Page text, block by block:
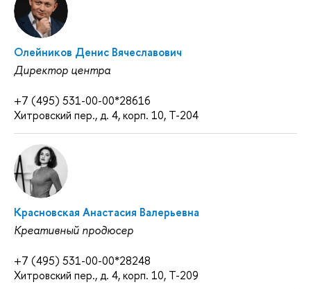
Олейников Денис Вячеславович
Директор центра
+7 (495) 531-00-00*28616
Хитровский пер., д. 4, корп. 10, Т-204
Красновская Анастасия Валерьевна
Креативный продюсер
+7 (495) 531-00-00*28248
Хитровский пер., д. 4, корп. 10, Т-209